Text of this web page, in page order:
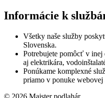
Informácie k
Všetky naše služby
Slovenska.
Potrebujete pomôcť v inej
aj elektrikára,
Ponúkame komplexné
priamo v ponuke webovej